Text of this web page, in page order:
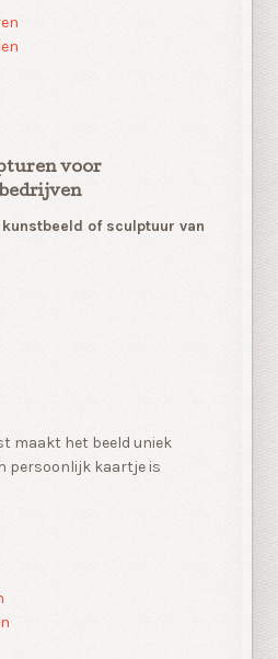
voor
of sculptuur van
maakt het beeld uniek
persoonlijk kaartje is